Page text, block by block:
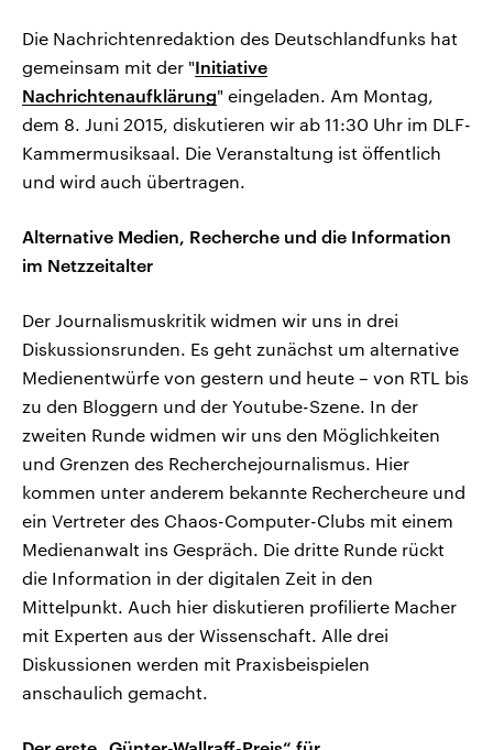
Die Nachrichtenredaktion des Deutschlandfunks hat
gemeinsam mit der "Initiative
Nachrichtenaufklärung" eingeladen. Am Montag,
dem 8. Juni 2015, diskutieren wir ab 11:30 Uhr im DLF-
Kammermusiksaal. Die Veranstaltung ist öffentlich
und wird auch übertragen.
Alternative Medien, Recherche und die Information
im Netzzeitalter
Der Journalismuskritik widmen wir uns in drei
Diskussionsrunden. Es geht zunächst um alternative
Medienentwürfe von gestern und heute – von RTL bis
zu den Bloggern und der Youtube-Szene. In der
zweiten Runde widmen wir uns den Möglichkeiten
und Grenzen des Recherchejournalismus. Hier
kommen unter anderem bekannte Rechercheure und
ein Vertreter des Chaos-Computer-Clubs mit einem
Medienanwalt ins Gespräch. Die dritte Runde rückt
die Information in der digitalen Zeit in den
Mittelpunkt. Auch hier diskutieren profilierte Macher
mit Experten aus der Wissenschaft. Alle drei
Diskussionen werden mit Praxisbeispielen
anschaulich gemacht.